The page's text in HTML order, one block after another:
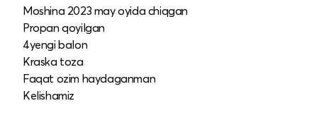
Moshina 2023 may oyida chiqgan
Propan qoyilgan
4yengi balon
Kraska toza
Faqat ozim haydaganman
Kelishamiz